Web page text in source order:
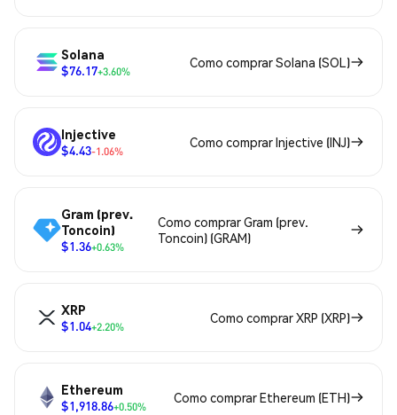
Solana
$76.17+3.60%
Como comprar Solana (SOL)
Injective
$4.43-1.06%
Como comprar Injective (INJ)
Gram (prev.
Toncoin)
$1.36+0.63%
Como comprar Gram (prev.
Toncoin) (GRAM)
XRP
$1.04+2.20%
Como comprar XRP (XRP)
Ethereum
$1,918.86+0.50%
Como comprar Ethereum (ETH)